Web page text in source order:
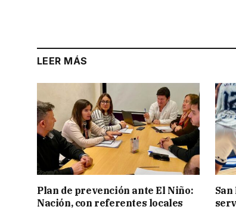
LEER MÁS
Plan de prevención ante El Niño:
Nación, con referentes locales